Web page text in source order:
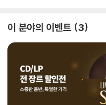
이 분야의 이벤트 3